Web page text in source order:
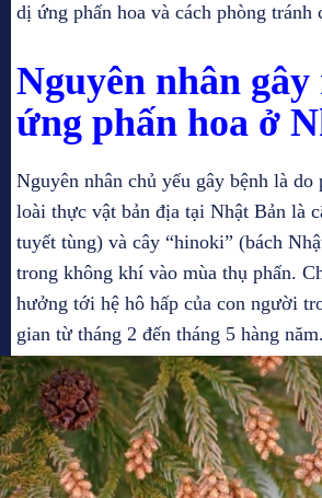
dị ứng phấn hoa và cách phòng tránh
Nguyên nhân
ứng phấn hoa ở
Nguyên nhân chủ yếu gây bệnh là do
loài thực vật bản địa tại Nhật Bản là
tuyết tùng) và cây “hinoki” (bách
trong không khí vào mùa thụ phấn.
hưởng tới hệ hô hấp của con người
gian từ tháng 2 đến tháng 5 hàng năm.